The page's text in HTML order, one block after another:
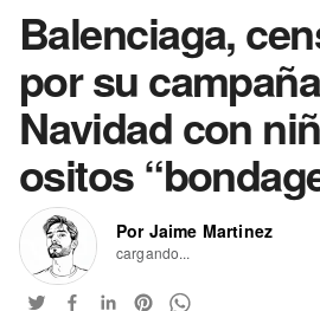
Balenciaga,
por su
Navidad con
ositos
Por Jaime Martinez
cargando...